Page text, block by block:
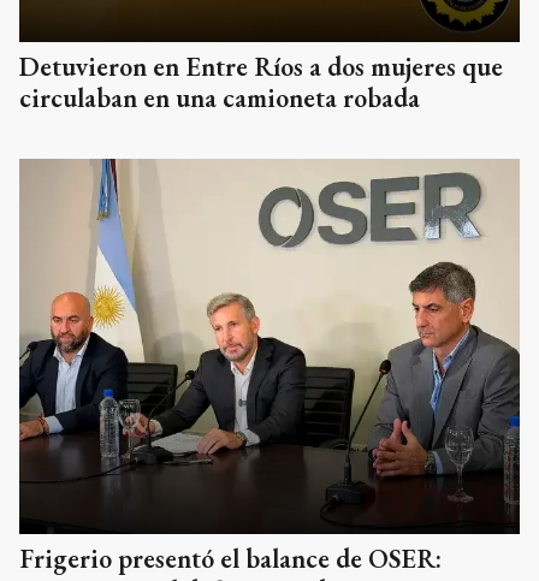
Detuvieron en Entre Ríos a dos mujeres que
circulaban en una camioneta robada
Frigerio presentó el balance de OSER: